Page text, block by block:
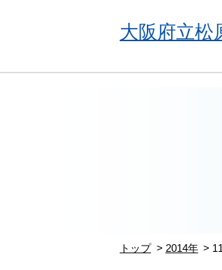
大阪府立松
トップ 2014年